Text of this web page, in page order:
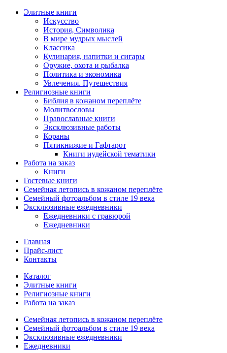
Элитные книги
Искусство
История, Символика
В мире мудрых мыслей
Классика
Кулинария, напитки и сигары
Оружие, охота и рыбалка
Политика и экономика
Увлечения. Путешествия
Религиозные книги
Библия в кожаном переплёте
Молитвословы
Православные книги
Эксклюзивные работы
Кораны
Пятикнижие и Гафтарот
Книги иудейской тематики
Работа на заказ
Книги
Гостевые книги
Семейная летопись в кожаном переплёте
Семейный фотоальбом в стиле 19 века
Эксклюзивные ежедневники
Ежедневники с гравюрой
Ежедневники
Главная
Прайс-лист
Контакты
Каталог
Элитные книги
Религиозные книги
Работа на заказ
Семейная летопись в кожаном переплёте
Семейный фотоальбом в стиле 19 века
Эксклюзивные ежедневники
Ежедневники